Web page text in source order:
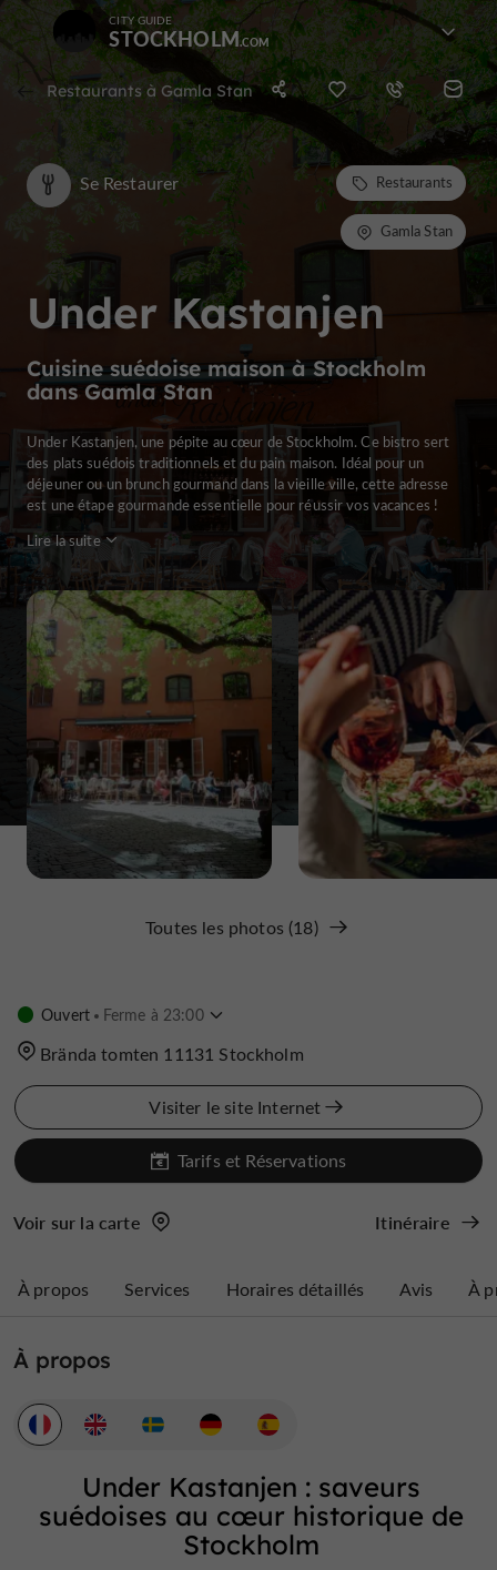
CITY GUIDE
STOCKHOLM
Restaurants à Gamla Stan
Under Kastanjen
Cuisine suédoise maison à Stockholm
dans Gamla Stan
Se Restaurer Restaurants
Gamla Stan
Under Kastanjen, une pépite au cœur de Stockholm. Ce bistro sert
des plats suédois traditionnels et du pain maison. Idéal pour un
déjeuner ou un brunch gourmand dans la vieille ville, cette adresse
est une étape gourmande essentielle pour réussir vos vacances !
Lire la suite
Toutes les photos (18)
Ouvert Ferme à 23:00
Brända tomten 11131 Stockholm
Visiter le site Internet
Tarifs et Réservations
Voir sur la carte Itinéraire
À propos Services Horaires détaillés Avis À
À propos
Under Kastanjen : saveurs
suédoises au cœur historique de
Stockholm